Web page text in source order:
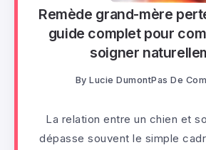
Remède grand-mère
guide complet pour
soigner
By Lucie DumontPas De
La relation entre un chien et
dépasse souvent le simple